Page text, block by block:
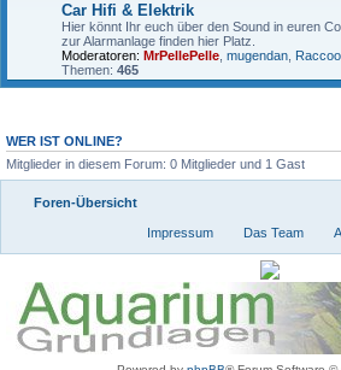
Car Hifi & Elektrik
Hier könnt Ihr euch über den Sound in euren
zur Alarmanlage finden hier Platz.
Moderatoren: MrPellePelle mugendan
Themen: 465
WER IST ONLINE?
Mitglieder in diesem Forum: 0 Mitglieder und 1 Gast
Foren-Übersicht
Das Team
Impressum